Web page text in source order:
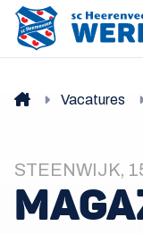
Vacatures
STEENWIJK,